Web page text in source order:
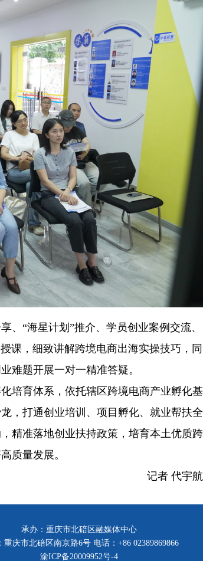
、“海星计划”推介、学员创业案例交流、
课，细致讲解跨境电商出海实操技巧，同
难题开展一对一精准答疑。
培育体系，依托辖区跨境电商产业孵化基
，打通创业培训、项目孵化、就业帮扶全
精准落地创业扶持政策，培育本土优质跨
质量发展。
记者 代宇航
承办：重庆市北碚区融媒体中心
重庆市北碚区南京路6号 电话：+86 02389869866
渝ICP备20009952号-4